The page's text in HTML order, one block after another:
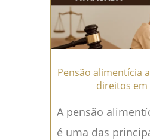
envolve a
mais →
Pensão alimentícia
direitos em
A pensão
é uma das